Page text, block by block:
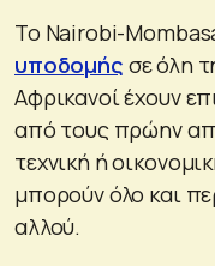
Το Nairobi-
υποδομής σε όλη
Αφρικανοί έχουν
από τους πρώην
τεχνική ή
μπορούν όλο και
αλλού.